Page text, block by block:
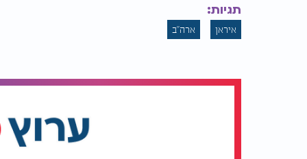
תגיות:
איראן ארה"ב